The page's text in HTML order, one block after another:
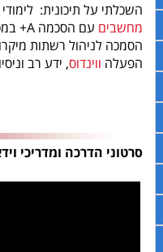
השכלתי על תיכונית:
מחשבים עם הסכמה A+ במכללת רמת גן.
הפעלה ווינדוס, ידע רב
סרטוני הדרכה ומדריכי